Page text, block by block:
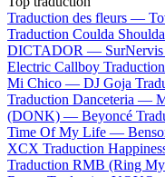
Traduction des fleurs —
Traduction Coulda
DICTADOR — SurNervis
Electric Callboy
Mi Chico — DJ Goja
Traduction Danceteria —
(DONK) — Beyoncé
Time Of My Life —
XCX Traduction
Traduction RMB (Ring